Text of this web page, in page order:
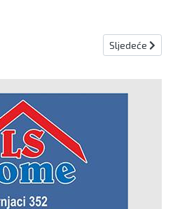
u BiH povezana sa Sky
Sljedeći
Sljedeće